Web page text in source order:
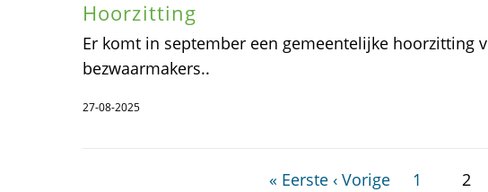
Hoorzitting
Er komt in september een gemeentelijke hoorzitting
bezwaarmakers..
27-08-2025
« Eerste ‹ Vorige 1 2